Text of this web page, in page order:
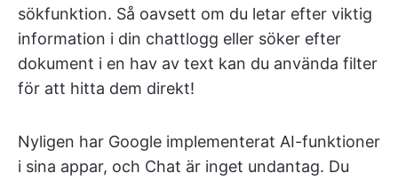
sökfunktion. Så oavsett om du letar efter viktig
information i din chattlogg eller söker efter
dokument i en hav av text kan du använda filter
för att hitta dem direkt!
Nyligen har Google implementerat AI-funktioner
i sina appar, och Chat är inget undantag. Du